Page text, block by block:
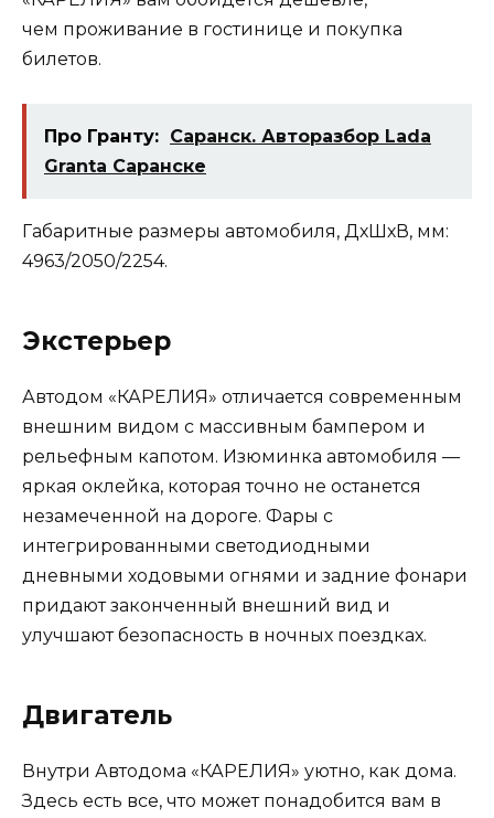
чем проживание в гостинице и покупка
билетов.
Про Гранту: Саранск. Авторазбор Lada
Granta Саранске
Габаритные размеры автомобиля, ДхШхВ, мм:
4963/2050/2254.
Экстерьер
Автодом «КАРЕЛИЯ» отличается современным
внешним видом с массивным бампером и
рельефным капотом. Изюминка автомобиля —
яркая оклейка, которая точно не останется
незамеченной на дороге. Фары с
интегрированными светодиодными
дневными ходовыми огнями и задние фонари
придают законченный внешний вид и
улучшают безопасность в ночных поездках.
Двигатель
Внутри Автодома «КАРЕЛИЯ» уютно, как дома.
Здесь есть все, что может понадобится вам в